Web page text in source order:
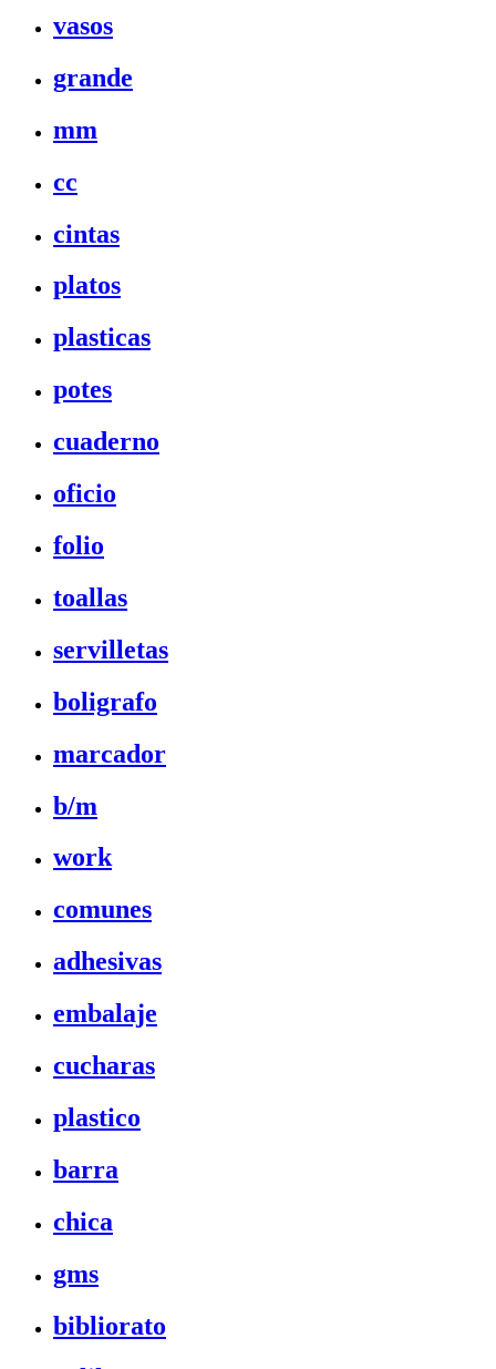
vasos
grande
mm
cc
cintas
platos
plasticas
potes
cuaderno
oficio
folio
toallas
servilletas
boligrafo
marcador
b/m
work
comunes
adhesivas
embalaje
cucharas
plastico
barra
chica
gms
bibliorato